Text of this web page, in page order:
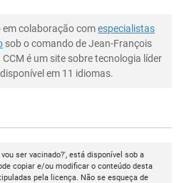
colaboração comespecialistas
sob o comando de Jean-François
é um site sobre tecnologia líder
em 11 idiomas.
ser vacinado?', está disponível sob a
copiar e/ou modificar o conteúdo desta
pela licença. Não se esqueça de